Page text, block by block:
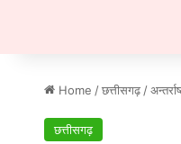
Home / छत्तीसगढ़ /
छत्तीसगढ़